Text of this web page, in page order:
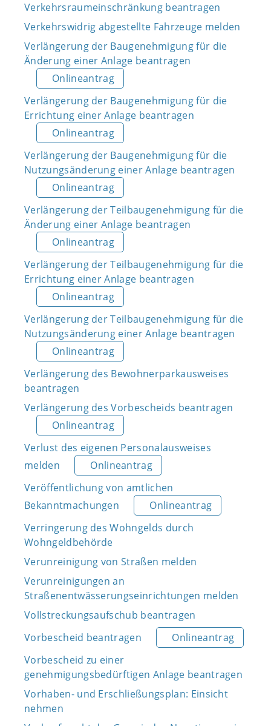
Verkehrsraumeinschränkung beantragen
Verkehrswidrig abgestellte Fahrzeuge melden
Verlängerung der Baugenehmigung für die
Änderung einer Anlage beantragen
Onlineantrag
Verlängerung der Baugenehmigung für die
Errichtung einer Anlage beantragen
Onlineantrag
Verlängerung der Baugenehmigung für die
Nutzungsänderung einer Anlage beantragen
Onlineantrag
Verlängerung der Teilbaugenehmigung für die
Änderung einer Anlage beantragen
Onlineantrag
Verlängerung der Teilbaugenehmigung für die
Errichtung einer Anlage beantragen
Onlineantrag
Verlängerung der Teilbaugenehmigung für die
Nutzungsänderung einer Anlage beantragen
Onlineantrag
Verlängerung des Bewohnerparkausweises
beantragen
Verlängerung des Vorbescheids beantragen
Onlineantrag
Verlust des eigenen Personalausweises
melden
Onlineantrag
Veröffentlichung von amtlichen
Bekanntmachungen
Onlineantrag
Verringerung des Wohngelds durch
Wohngeldbehörde
Verunreinigung von Straßen melden
Verunreinigungen an
Straßenentwässerungseinrichtungen melden
Vollstreckungsaufschub beantragen
Vorbescheid beantragen
Onlineantrag
Vorbescheid zu einer
genehmigungsbedürftigen Anlage beantragen
Vorhaben- und Erschließungsplan: Einsicht
nehmen